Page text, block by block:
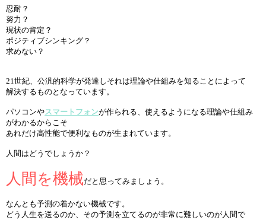
忍耐？
努力？
現状の肯定？
ポジティブシンキング？
求めない？
21世紀、公汎的科学が発達しそれは理論や仕組みを知ることによって
解決するものとなっています。
パソコンやスマートフォンが作られる、使えるようになる理論や仕組み
がわかるからこそ
あれだけ高性能で便利なものが生まれています。
人間はどうでしょうか？
人間を機械だと思ってみましょう。
なんとも予測の着かない機械です。
どう人生を送るのか、その予測を立てるのが非常に難しいのが人間で